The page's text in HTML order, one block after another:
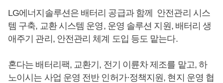
LG에너지솔루션은 배터리 공급과 함께 안전관리 시스
템 구축, 교환 시스템 운영, 운영 솔루션 지원, 배터리 생
애주기 관리, 안전관리 체계 도입 등도 맡는다.
혼다는 배터리팩, 교환기, 전기 이륜차 제조를 맡고, 하
노이시는 사업 운영 전반 인허가·정책지원, 현지 운영 협